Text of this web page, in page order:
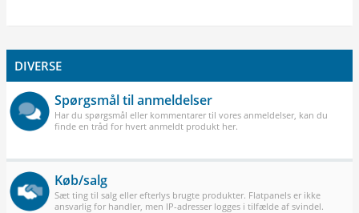
DIVERSE
Spørgsmål til anmeldelser
Har du spørgsmål eller kommentarer til vores anmeldelser, kan du
finde en tråd for hvert anmeldt produkt her.
Køb/salg
Sæt ting til salg eller efterlys brugte produkter. Flatpanels er ikke
ansvarlig for handler, men IP-adresser logges i tilfælde af svindel.